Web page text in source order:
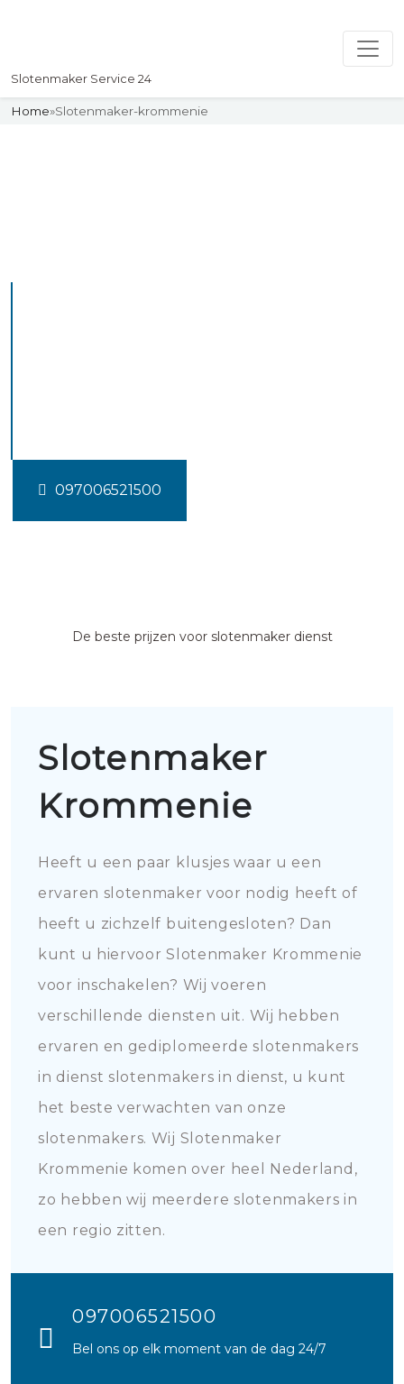
Slotenmaker Service 24
Home»Slotenmaker-krommenie
097006521500
De beste prijzen voor slotenmaker dienst
Slotenmaker
Krommenie
Heeft u een paar klusjes waar u een
ervaren slotenmaker voor nodig heeft of
heeft u zichzelf buitengesloten? Dan
kunt u hiervoor Slotenmaker Krommenie
voor inschakelen? Wij voeren
verschillende diensten uit. Wij hebben
ervaren en gediplomeerde slotenmakers
in dienst slotenmakers in dienst, u kunt
het beste verwachten van onze
slotenmakers. Wij Slotenmaker
Krommenie komen over heel Nederland,
zo hebben wij meerdere slotenmakers in
een regio zitten.
097006521500
Bel ons op elk moment van de dag 24/7